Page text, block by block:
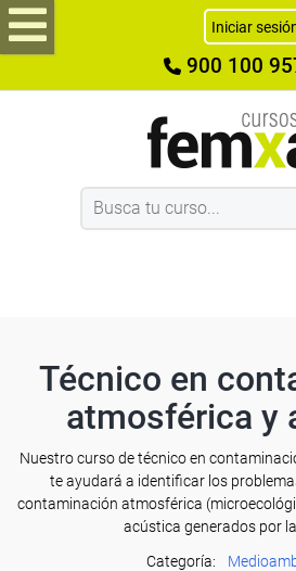
Iniciar
900 100
Técnico en
atmosférica y
Nuestro curso de técnico en
te ayudará a identificar los
contaminación atmosférica
acústica generados por
Categoría: